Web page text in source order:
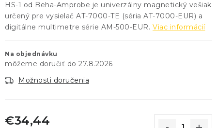
HS-1 od Beha-Amprobe je univerzálny magnetický vešiak
určený pre vysielač AT-7000-TE (séria AT-7000-EUR) a
digitálne multimetre série AM-500-EUR. Viac informácií
Na objednávku
27.8.2026
Možnosti doručenia
€34,44